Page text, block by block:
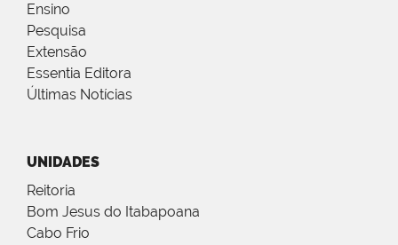
Ensino
Pesquisa
Extensão
Essentia Editora
Últimas Notícias
UNIDADES
Reitoria
Bom Jesus do Itabapoana
Cabo Frio